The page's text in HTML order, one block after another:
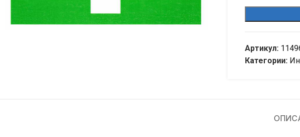
Артикул:
Категории: